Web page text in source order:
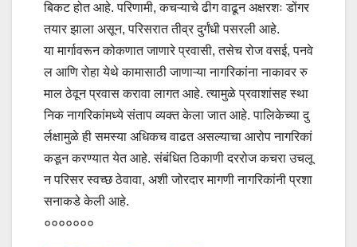
बिकट होत आहे. परिणामी, कचऱ्याचे ढीग वाढून अक्षरशः डोंगर
तयार झाला असून, परिसरात तीव्र दुर्गंधी पसरली आहे.
या मार्गावरून कोकणात जाणारे प्रवासी, तसेच रोज वसई, पनवे
ल आणि रोहा येथे कामासाठी जाणाऱ्या नागरिकांना नाकावर रु
माल ठेवून प्रवास करावा लागत आहे. त्यामुळे प्रवाशांसह स्था
निक नागरिकांमध्ये संताप व्यक्त केला जात आहे. पालिकेच्या दु
र्लक्षामुळे ही समस्या अधिकच वाढत असल्याचा आरोप नागरिकां
कडून करण्यात येत आहे. संबंधित ठिकाणी दररोज कचरा उचलू
न परिसर स्वच्छ ठेवावा, अशी जोरदार मागणी नागरिकांनी प्रशा
सनाकडे केली आहे.
०००००००